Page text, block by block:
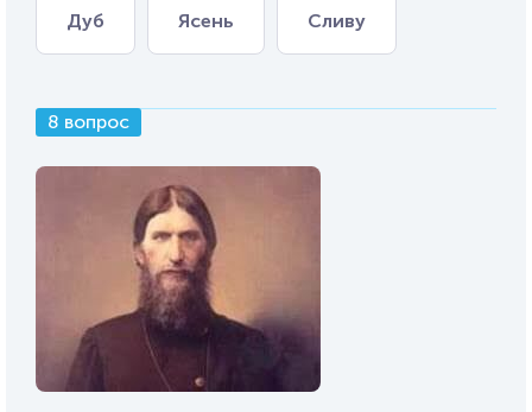
Дуб Ясень Сливу
8 вопрос